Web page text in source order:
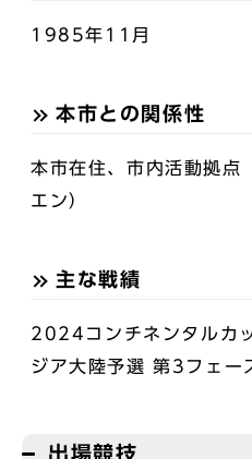
1985年11月
本市との関係性
本市在住、市内活動拠点
エン）
主な戦績
2024コンチネンタルカ
ジア大陸予選 第3フェー
出場競技